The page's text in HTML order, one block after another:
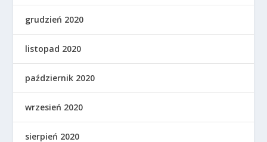
grudzień 2020
listopad 2020
październik 2020
wrzesień 2020
sierpień 2020